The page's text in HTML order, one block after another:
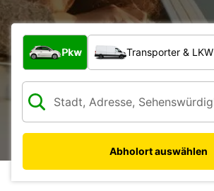
Welche Art von Fahrzeug?
Pkw Transporter & LKW
Abholort auswählen